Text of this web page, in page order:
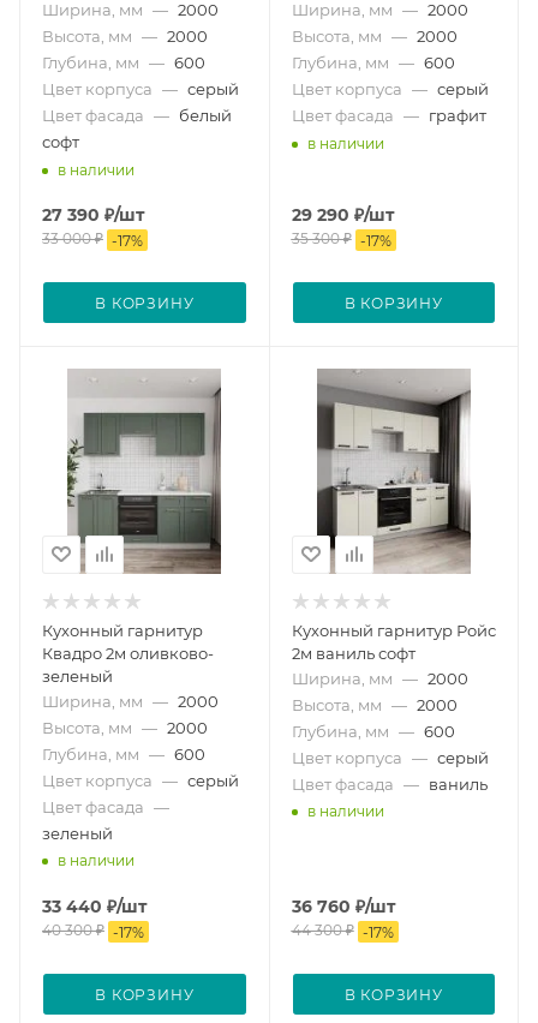
Ширина, мм — 2000
Высота, мм — 2000
Глубина, мм — 600
Цвет корпуса — серый
Цвет фасада — белый
софт
в наличии
27 390 ₽/шт
33 000₽ -17%
В КОРЗИНУ
Ширина, мм — 2000
Высота, мм — 2000
Глубина, мм — 600
Цвет корпуса — серый
Цвет фасада — графит
в наличии
29 290 ₽/шт
35 300₽ -17%
В КОРЗИНУ
Кухонный гарнитур
Квадро 2м оливково-
зеленый
Ширина, мм — 2000
Высота, мм — 2000
Глубина, мм — 600
Цвет корпуса — серый
Цвет фасада —
зеленый
в наличии
33 440 ₽/шт
40 300₽ -17%
В КОРЗИНУ
Кухонный гарнитур Ройс
2м ваниль софт
Ширина, мм — 2000
Высота, мм — 2000
Глубина, мм — 600
Цвет корпуса — серый
Цвет фасада — ваниль
в наличии
36 760 ₽/шт
44 300₽ -17%
В КОРЗИНУ